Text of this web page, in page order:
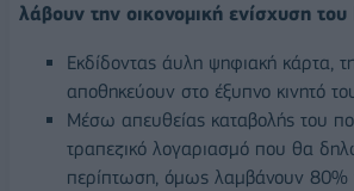
λάβουν την οικονομική ενίσχυση
Εκδίδοντας άυλη ψηφιακή κάρτα,
αποθηκεύουν στο έξυπνο κινητό
Μέσω απευθείας καταβολής του
τραπεζικό λογαριασμό που θα
περίπτωση, όμως λαμβάνουν